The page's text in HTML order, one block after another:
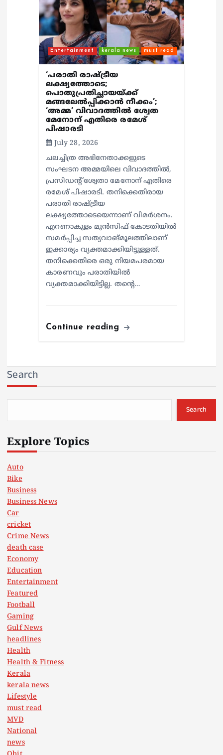
Entertainment kerala news must read
‘പരാതി രാഷ്ട്രീയ
ലക്ഷ്യത്തോടെ;
പൊതുപ്രതിച്ഛായയ്ക്ക്
മങ്ങലേല്‍പ്പിക്കാന്‍ നീക്കം’;
‘അമ്മ’ വിവാദത്തില്‍ ശ്വേത
മേനോന് എതിരെ രമേശ്
പിഷാരടി
July 28, 2026
ചലച്ചിത്ര അഭിനേതാക്കളുടെ
സംഘടന അമ്മയിലെ വിവാദത്തില്‍,
പ്രസിഡന്റ് ശ്വേതാ മേനോന് എതിരെ
രമേശ് പിഷാരടി. തനിക്കെതിരായ
പരാതി രാഷ്ട്രീയ
ലക്ഷ്യത്തോടെയെന്നാണ് വിമര്‍ശനം.
എറണാകുളം മുന്‍സിഫ് കോടതിയില്‍
സമര്‍പ്പിച്ച സത്യവാങ്മൂലത്തിലാണ്
ഇക്കാര്യം വ്യക്തമാക്കിയിട്ടുള്ളത്.
തനിക്കെതിരെ ഒരു നിയമപരമായ
കാരണവും പരാതിയില്‍
വ്യക്തമാക്കിയിട്ടില്ല. തന്റെ…
Continue reading
Search
Search
Explore Topics
Auto
Bike
Business
Business News
Car
cricket
Crime News
death case
Economy
Education
Entertainment
Featured
Football
Gaming
Gulf News
headlines
Health
Health & Fitness
Kerala
kerala news
Lifestyle
must read
MVD
National
news